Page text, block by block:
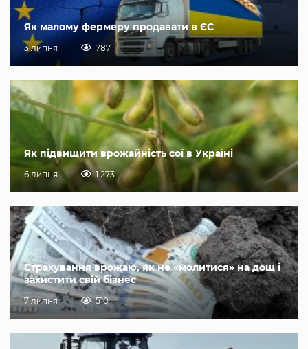
Як малому фермеру продавати в ЄС
3 липня 787
Як підвищити врожайність сої в Україні
6 липня 1 273
Страхування врожаю, як не «молитися» на дощ і
захистити свій бізнес
7 липня 510